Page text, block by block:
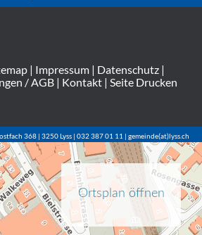
| Impressum| Datenschutz|
/ AGB| Kontakt| Seite Drucken
368 | 3250 Lyss | 032 387 01 11 | gemeinde(at)lyss.ch